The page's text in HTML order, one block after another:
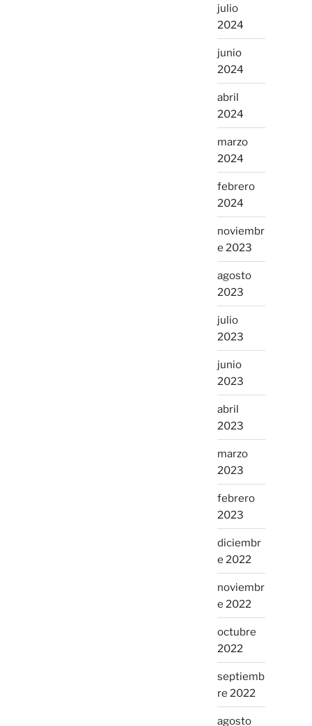
julio
2024
junio
2024
abril
2024
marzo
2024
febrero
2024
noviembr
e 2023
agosto
2023
julio
2023
junio
2023
abril
2023
marzo
2023
febrero
2023
diciembr
e 2022
noviembr
e 2022
octubre
2022
septiemb
re 2022
agosto